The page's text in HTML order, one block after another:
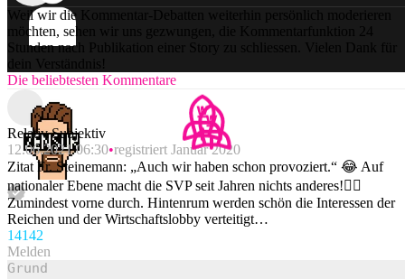
Weil wir die Kommentar-Debatten weiterhin persönlich moderieren
möchten, sehen wir uns gezwungen, die Kommentarfunktion 24
Stunden nach Publikation einer Story zu schliessen. Vielen Dank für
dein Verständnis!
Die beliebtesten Kommentare
Relativ Subjektiv
12.06.2021 06:30 registriert Januar 2020
Zitat Fr. Steinemann: „Auch wir haben schon provoziert.“ 😂 Auf
nationaler Ebene macht die SVP seit Jahren nichts anderes!🤦‍♂️
Zumindest vorne durch. Hintenrum werden schön die Interessen der
Reichen und der Wirtschaftslobby verteitigt…
14142
Melden